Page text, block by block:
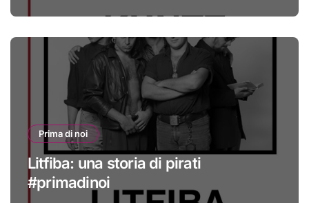
Prima di noi
Litfiba: una storia di pirati
#primadinoi